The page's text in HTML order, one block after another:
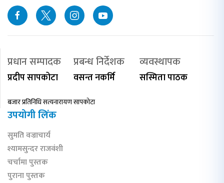
प्रधान सम्पादक
प्रदीप सापकोटा
प्रबन्ध निर्देशक
वसन्त नकर्मि
व्यवस्थापक
सस्मिता पाठक
बजार प्रतिनिधि सत्यनारायण सापकोटा
उपयोगी लिंक
सुमति वज्राचार्य
श्यामसुन्दर राजवंशी
चर्चामा पुस्तक
पुराना पुस्तक